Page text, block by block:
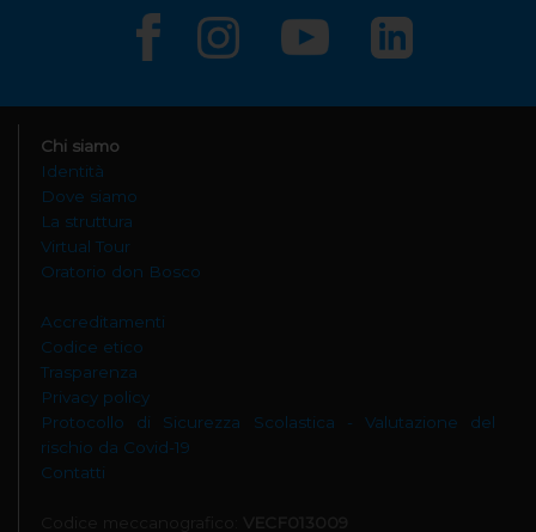
Chi siamo
Identità
Dove siamo
La struttura
Virtual Tour
Oratorio don Bosco
Accreditamenti
Codice etico
Trasparenza
Privacy policy
Protocollo di Sicurezza Scolastica - Valutazione del
rischio da Covid-19
Contatti